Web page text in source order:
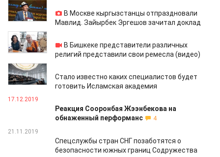
27.01.2020
В Москве кыргызстанцы отпраздновали
Мавлид. Зайырбек Эргешов зачитал доклад
17.12.2019
В Бишкеке представители различных
религий представили свои ремесла (видео)
17.12.2019
Стало известно каких специалистов будет
готовить Исламская академия
17.12.2019
Реакция Сооронбая Жээнбекова на
обнаженный перформанс
4
21.11.2019
Спецслужбы стран СНГ позаботятся о
безопасности южных границ Содружества